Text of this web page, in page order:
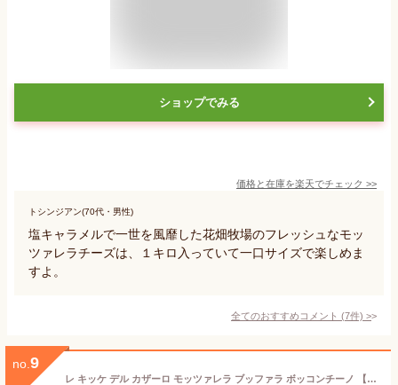
ショップでみる
価格と在庫を楽天でチェック >>
トシンジアン(70代・男性)
塩キャラメルで一世を風靡した花畑牧場のフレッシュなモッ
ツァレラチーズは、１キロ入っていて一口サイズで楽しめま
すよ。
全てのおすすめコメント (7件) >
no. 9
レ キッケ デル カザーロ モッツァレラ ブッファラ ボッコンチーノ 【250g(25g×10)】 【冷凍】 Le Chicche del Casaro Mozzarella di Latte di Bufala